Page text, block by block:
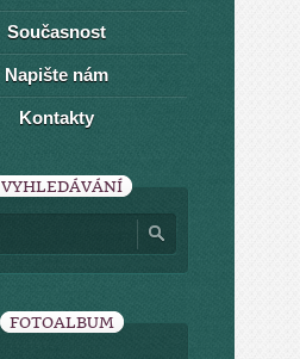
Současnost
Napište nám
Kontakty
VYHLEDÁVÁNÍ
FOTOALBUM